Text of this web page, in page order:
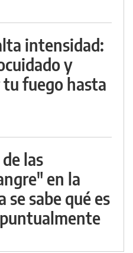
intensidad:
y
tu fuego hasta
las
en la
sabe qué es